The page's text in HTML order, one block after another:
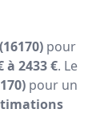
pour
à 2433 €. Le
pour un